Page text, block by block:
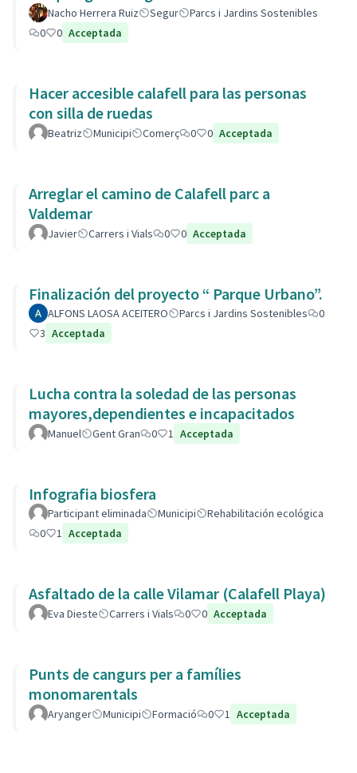
Nacho Herrera Ruiz Segur
Parcs i Jardins Sostenibles
0
0 Acceptada
Hacer accesible calafell para las personas
con silla de ruedas
Beatriz Municipi Comerç 0 0 Acceptada
Arreglar el camino de Calafell parc a
Valdemar
Javier Carrers i Vials 0 0 Acceptada
Finalización del proyecto “ Parque Urbano”.
ALFONS LAOSA ACEITERO Parcs i Jardins Sostenibles
0
3 Acceptada
Lucha contra la soledad de las personas
mayores,dependientes e incapacitados
Manuel Gent Gran 0 1 Acceptada
Infografia biosfera
Participant eliminada Municipi
Rehabilitación ecológica
0
1 Acceptada
Asfaltado de la calle Vilamar (Calafell Playa)
Eva Dieste Carrers i Vials 0 0 Acceptada
Punts de cangurs per a famílies
monomarentals
Aryanger Municipi Formació 0 1 Acceptada